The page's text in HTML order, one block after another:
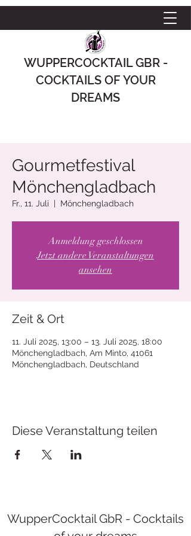
WUPPERCOCKTAIL GBR -
COCKTAILS OF YOUR
DREAMS
Gourmetfestival
Mönchengladbach
Fr., 11. Juli
  |
Mönchengladbach
Anmeldung geschlossen
Jetzt andere Veranstaltungen
ansehen
Zeit & Ort
11. Juli 2025, 13:00 – 13. Juli 2025, 18:00
Mönchengladbach, Am Minto, 41061
Mönchengladbach, Deutschland
Diese Veranstaltung teilen
WupperCocktail GbR - Cocktails